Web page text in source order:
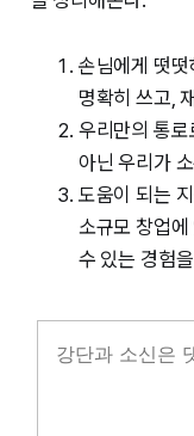
손님에게 떳
명확히 쓰고,
우리만의 통
아닌 우리가
도움이 되는
소규모 창업
수 있는 경험